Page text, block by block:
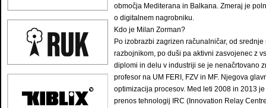
območja Mediterana in Balkana. Zmeraj je
o digitalnem nagrobniku.
Kdo je Milan Zorman?
Po izobrazbi zagrizen računalničar, od
razbojnikom, po duši pa aktivni zasvojenec z
diplomi in delu v industriji se je nenačrtovano
profesor na UM FERI, FZV in MF. Njegova
optimizacija procesov. Med leti 2008 in 2013
prenos tehnologij IRC (Innovation Relay